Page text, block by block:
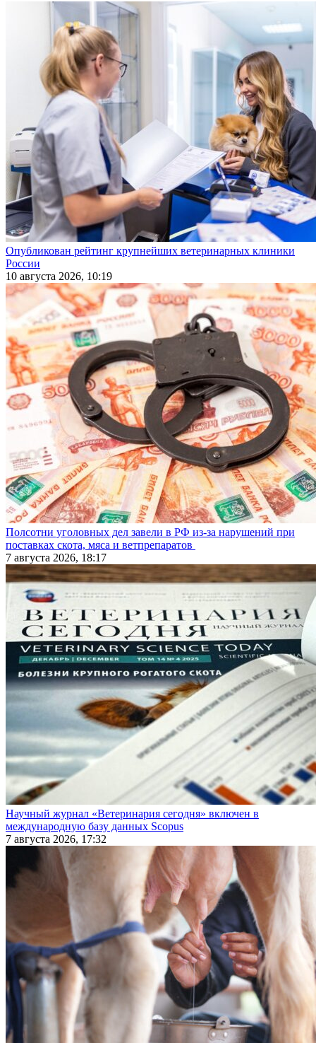
Опубликован рейтинг крупнейших ветеринарных клиники
России
10 августа 2026, 10:19
Полсотни уголовных дел завели в РФ из-за нарушений при
поставках скота, мяса и ветпрепаратов
7 августа 2026, 18:17
Научный журнал «Ветеринария сегодня» включен в
международную базу данных Scopus
7 августа 2026, 17:32